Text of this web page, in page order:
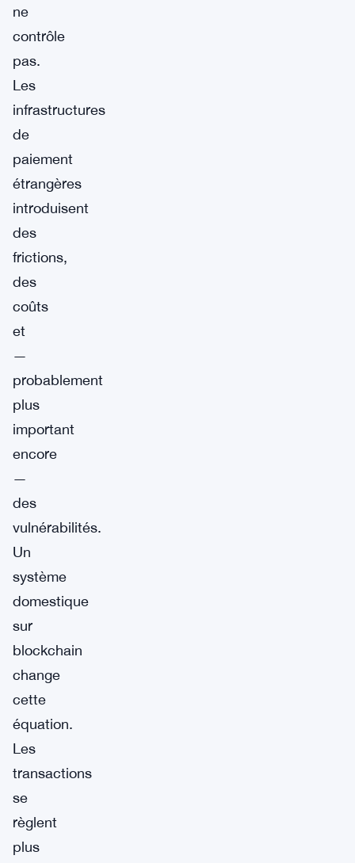
ne
contrôle
pas.
Les
infrastructures
de
paiement
étrangères
introduisent
des
frictions,
des
coûts
et
—
probablement
plus
important
encore
—
des
vulnérabilités.
Un
système
domestique
sur
blockchain
change
cette
équation.
Les
transactions
se
règlent
plus